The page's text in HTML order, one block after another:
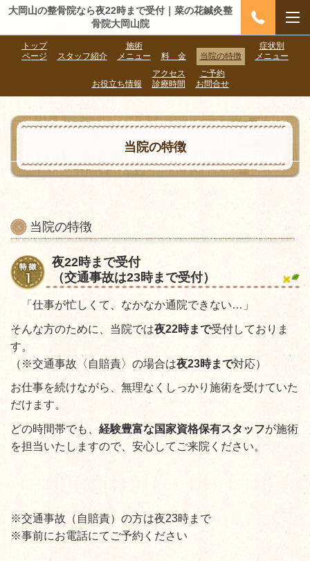
大岡山の整骨院なら夜22時まで受付｜菜の花鍼灸整
骨院大岡山院
トップ
ページ
スタッフ紹介
施術
メニュー
料 金 当院の特徴
症状別
メニュー
お役立ち情報
アクセス
診療時間
ご予約
お問合せ
当院の特徴
当院の特徴
夜22時まで受付
（交通事故は23時まで受付）
「仕事が忙しくて、なかなか通院できない…」
そんな方のために、当院では夜22時まで受付しておりま
す。
（※交通事故〈自賠責〉の場合は夜23時まで対応）
お仕事を続けながら、無理なくしっかり施術を受けていた
だけます。
どの時間帯でも、 経験豊富な国家資格保有スタッフが施術
を担当いたしますので、安心してご来院ください。
※交通事故（自賠責）の方は夜23時まで
※事前にお電話にてご予約ください